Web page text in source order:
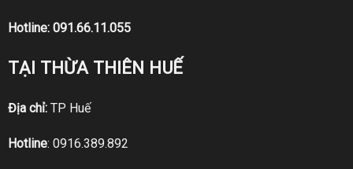
Hotline: 091.66.11.055
TẠI THỪA THIÊN HUẾ
Địa chỉ:TP Huế
Hotline: 0916.389.892